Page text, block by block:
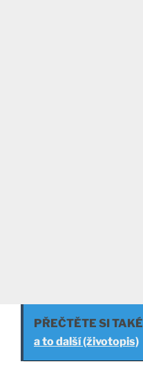
PŘEČTĚTE SI TAKÉ
a to další (životopis)